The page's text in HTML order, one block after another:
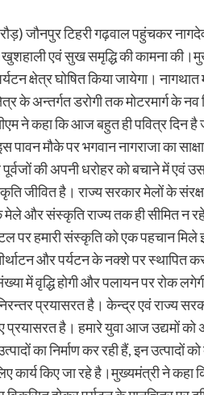
जौनपुर टिहरी गढ़वाल पहुंचकर
खुशहाली एवं सुख समृद्धि की कामना
क्षेत्र घोषित किया जायेगा। नागथात
के अन्तर्गत डरोगी तक मोटरमार्ग के नव
ने कहा कि आज बहुत ही पवित्र दिन है
मौके पर भगवान नागराजा का
की अपनी धरोहर को बचाने में एवं
जीवित है। राज्य सरकार मेलों के
और संस्कृति राज्य तक ही सीमित न
पर हमारी संस्कृति को एक पहचान मिले
और पर्यटन के नक्शे पर स्थापित
में वृद्धि होगी और पलायन पर रोक
प्रयासरत है। केन्द्र एवं राज्य
है। हमारे युवा आज उद्यमों को
का निर्माण कर रही हैं, इन उत्पादों
किए जा रहे है।मुख्यमंत्री ने कहा